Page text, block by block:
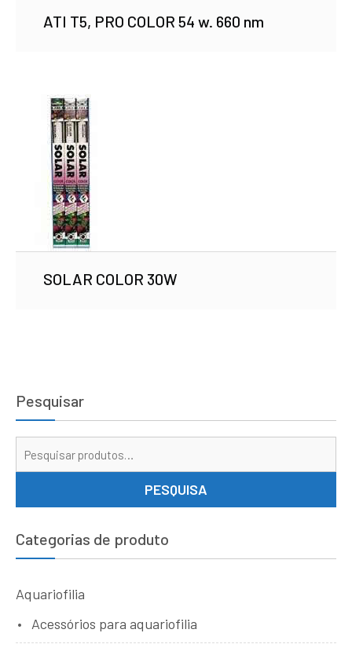
ATI T5, PRO COLOR 54 w. 660 nm
SOLAR COLOR 30W
Pesquisar
PESQUISA
Categorias de produto
Aquariofilia
Acessórios para aquariofilia